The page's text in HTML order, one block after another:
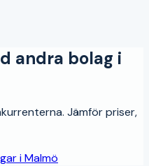
andra bolag i
Jämför priser,
iMalmö